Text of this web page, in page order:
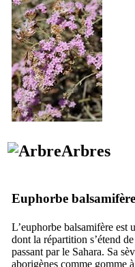
Arbres
Euphorbe
L’euphorbe balsamifère est
dont la répartition s’étend
passant par le Sahara. Sa
aborigènes comme gomme